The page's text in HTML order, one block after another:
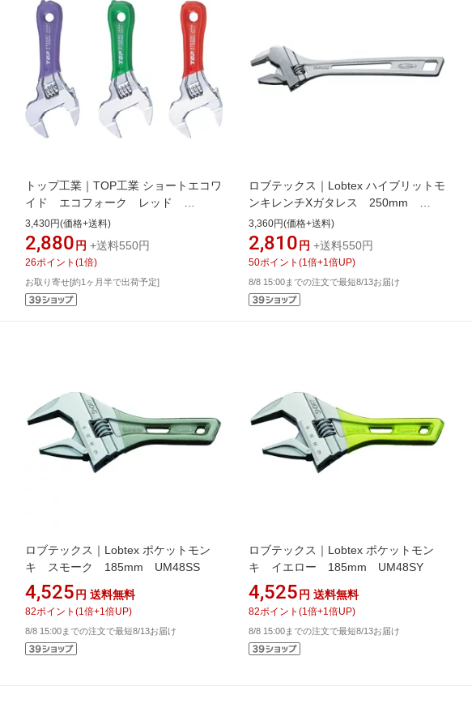
トップ工業｜TOP工業 ショートエコワ
イド エコフォーク レッド
HY26STR
3,430円(価格+送料)
2,880 円 +送料550円
26ポイント (1 倍)
お取り寄せ[約1ヶ月半で出荷予定]
ロブテックス｜Lobtex ハイブリットモ
ンキレンチXガタレス 250mm
UM36XG
3,360円(価格+送料)
2,810 円 +送料550円
50ポイント (1 倍+1 倍UP)
8/8 15:00までの注文で最短8/13お届け
ロブテックス｜Lobtex ポケットモン
キ スモーク 185mm UM48SS
4,525 円 送料無料
82ポイント (1 倍+1 倍UP)
8/8 15:00までの注文で最短8/13お届け
ロブテックス｜Lobtex ポケットモン
キ イエロー 185mm UM48SY
4,525 円 送料無料
82ポイント (1 倍+1 倍UP)
8/8 15:00までの注文で最短8/13お届け